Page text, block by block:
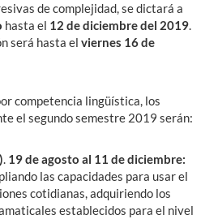
de complejidad, se dictará a
hasta el 12 de diciembre del 2019.
será hasta el viernes 16 de
competencia lingüística, los
el segundo semestre 2019 serán:
. 19 de agosto al 11 de diciembre:
las capacidades para usar el
cotidianas, adquiriendo los
establecidos para el nivel